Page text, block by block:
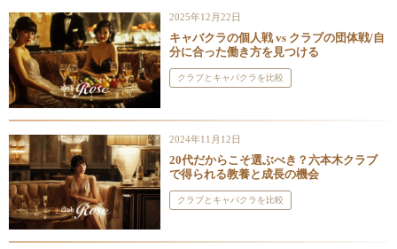
2025年12月22日
キャバクラの個人戦 vs クラブの団体戦/自
分に合った働き方を見つける
クラブとキャバクラを比較
2024年11月12日
20代だからこそ選ぶべき？六本木クラブ
で得られる教養と成長の機会
クラブとキャバクラを比較